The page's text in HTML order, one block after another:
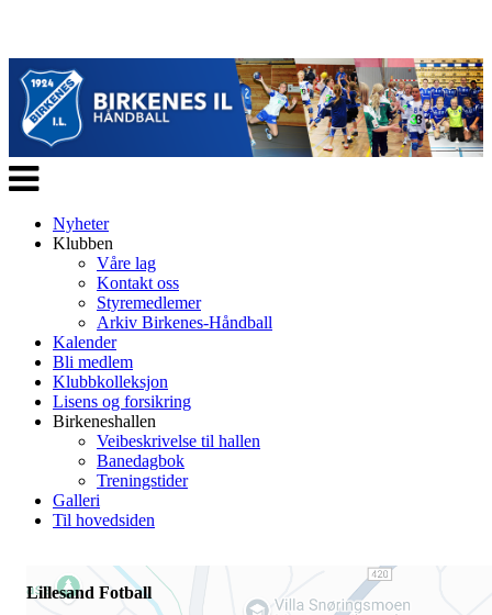
Veksle
navigasjon
Nyheter
Klubben
Våre lag
Kontakt oss
Styremedlemer
Arkiv Birkenes-Håndball
Kalender
Bli medlem
Klubbkolleksjon
Lisens og forsikring
Birkeneshallen
Veibeskrivelse til hallen
Banedagbok
Treningstider
Galleri
Til hovedsiden
Lillesand Fotball